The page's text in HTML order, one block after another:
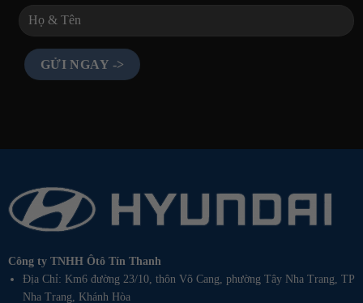
Công ty TNHH Ôtô Tín Thanh
Địa Chỉ: Km6 đường 23/10, thôn Võ Cang, phường Tây Nha Trang, TP
Nha Trang, Khánh Hòa